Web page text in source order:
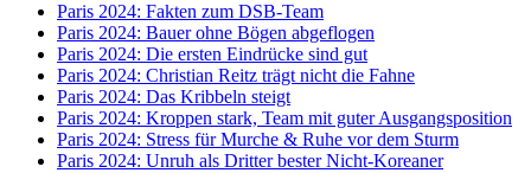
Paris 2024: Fakten zum DSB-Team
Paris 2024: Bauer ohne Bögen abgeflogen
Paris 2024: Die ersten Eindrücke sind gut
Paris 2024: Christian Reitz trägt nicht die Fahne
Paris 2024: Das Kribbeln steigt
Paris 2024: Kroppen stark, Team mit guter Ausgangsposition
Paris 2024: Stress für Murche & Ruhe vor dem Sturm
Paris 2024: Unruh als Dritter bester Nicht-Koreaner